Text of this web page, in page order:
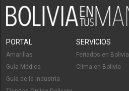
PORTAL
Amarillas
Guía Médica
Guía de la Industria
SERVICIOS
Feriados en Bolivia
Clima en Bolivia